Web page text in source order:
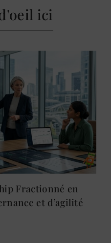
ici
Fractionné en
et d’agilité